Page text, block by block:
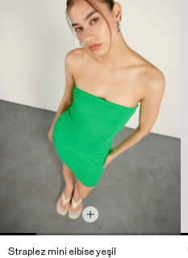
Straplez mini elbise yeşil